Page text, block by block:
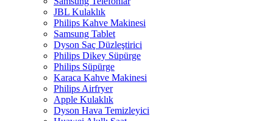
JBL Kulaklık
Philips Kahve Makinesi
Samsung Tablet
Dyson Saç Düzleştirici
Philips Dikey Süpürge
Philips Süpürge
Karaca Kahve Makinesi
Philips Airfryer
Apple Kulaklık
Dyson Hava Temizleyici